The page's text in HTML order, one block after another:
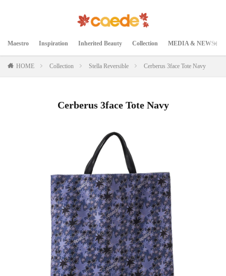
Maestro Inspiration Inherited Beauty Collection MEDIA & NEWS
HOME Collection Stella Reversible Cerberus 3face Tote Navy
Cerberus 3face Tote Navy